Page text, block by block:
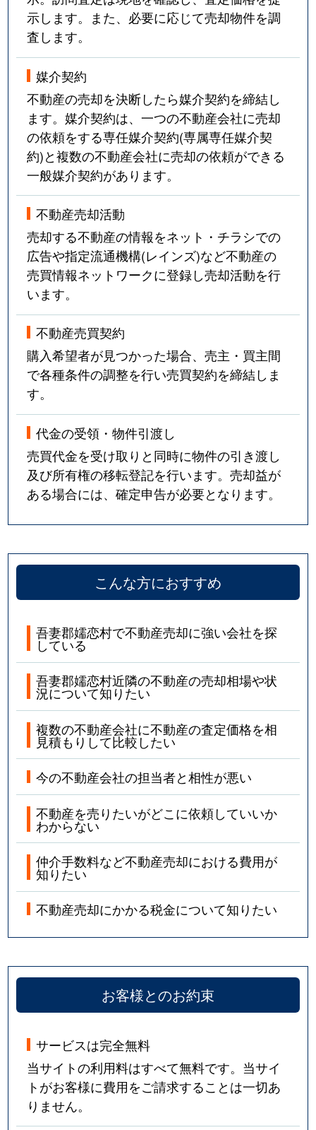
示します。また、必要に応じて売却物件を調
査します。
媒介契約
不動産の売却を決断したら媒介契約を締結し
ます。媒介契約は、一つの不動産会社に売却
の依頼をする専任媒介契約(専属専任媒介契
約)と複数の不動産会社に売却の依頼ができる
一般媒介契約があります。
不動産売却活動
売却する不動産の情報をネット・チラシでの
広告や指定流通機構(レインズ)など不動産の
売買情報ネットワークに登録し売却活動を行
います。
不動産売買契約
購入希望者が見つかった場合、売主・買主間
で各種条件の調整を行い売買契約を締結しま
す。
代金の受領・物件引渡し
売買代金を受け取りと同時に物件の引き渡し
及び所有権の移転登記を行います。売却益が
ある場合には、確定申告が必要となります。
こんな方におすすめ
吾妻郡嬬恋村で不動産売却に強い会社を探
している
吾妻郡嬬恋村近隣の不動産の売却相場や状
況について知りたい
複数の不動産会社に不動産の査定価格を相
見積もりして比較したい
今の不動産会社の担当者と相性が悪い
不動産を売りたいがどこに依頼していいか
わからない
仲介手数料など不動産売却における費用が
知りたい
不動産売却にかかる税金について知りたい
お客様とのお約束
サービスは完全無料
当サイトの利用料はすべて無料です。当サイ
トがお客様に費用をご請求することは一切あ
りません。